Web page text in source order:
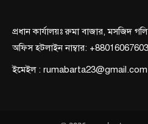
প্রধান কার্যালয়ঃ রুমা বাজার, মসজিদ
অফিস হটলাইন নাম্বার:
ইমেইল : rumabarta23@gmail.com